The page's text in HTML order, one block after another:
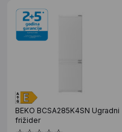
BEKO BCSA285K4SN Ugradni
frižider